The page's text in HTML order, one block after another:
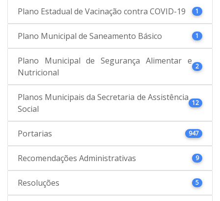
Plano Estadual de Vacinação contra COVID-19 1
Plano Municipal de Saneamento Básico 1
Plano Municipal de Segurança Alimentar e
Nutricional
2
Planos Municipais da Secretaria de Assistência
Social
12
Portarias 947
Recomendações Administrativas 9
Resoluções 5